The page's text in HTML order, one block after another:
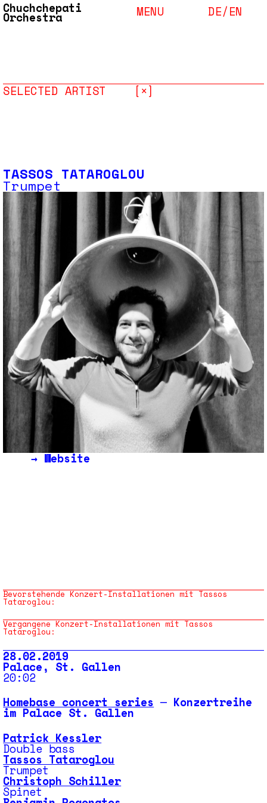
Chuchchepati
Orchestra DE/EN
MENU
SELECTED ARTIST [×]
TASSOS TATAROGLOU
Trumpet
→Website
Bevorstehende Konzert-Installationen mit Tassos
Tataroglou:
Vergangene Konzert-Installationen mit Tassos
Tataroglou:
28.02.2019
Palace, St. Gallen
20:02
Homebase concert series ─ Konzertreihe
im Palace St. Gallen
Patrick Kessler
Double bass
Tassos Tataroglou
Trumpet
Christoph Schiller
Spinet